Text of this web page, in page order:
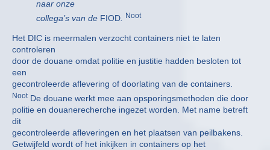
naar onze
collega’s van de FIOD. Noot
Het DIC is meermalen verzocht containers niet te laten
controleren
door de douane omdat politie en justitie hadden besloten tot
een
gecontroleerde aflevering of doorlating van de containers.
NootDe douane werkt mee aan opsporingsmethoden die door
politie en douanerecherche ingezet worden. Met name betreft
dit
gecontroleerde afleveringen en het plaatsen van peilbakens.
Getwijfeld wordt of het inkijken in containers op het